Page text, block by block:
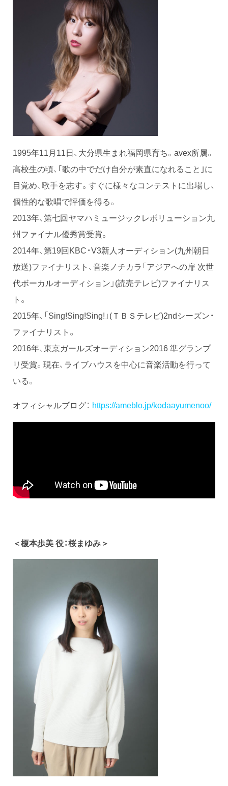
1995年11月11日、大分県生まれ福岡県育ち。avex所属。
高校生の頃、｢歌の中でだけ自分が素直になれること｣に
目覚め、歌手を志す。すぐに様々なコンテストに出場し、
個性的な歌唱で評価を得る。
2013年、第七回ヤマハミュージックレボリューション九
州ファイナル優秀賞受賞。
2014年、第19回KBC・V3新人オーディション(九州朝日
放送)ファイナリスト、音楽ノチカラ「アジアへの扉 次世
代ボーカルオーディション」(読売テレビ)ファイナリス
ト。
2015年、「Sing!Sing!Sing!」(ＴＢＳテレビ)2ndシーズン・
ファイナリスト。
2016年、東京ガールズオーディション2016 準グランプ
リ受賞。現在、ライブハウスを中心に音楽活動を行って
いる。
オフィシャルブログ： https://ameblo.jp/kodaayumenoo/
＜榎本歩美 役：桜まゆみ＞